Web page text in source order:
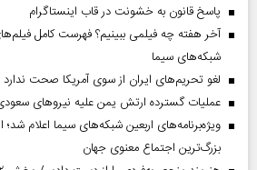
پاسخ قانون به خشونت در قاب اینستاگرام
آخر هفته چه فیلمی ببینیم؟ فهرست کامل
شبکه‌های سیما
لغو تحریم‌های ایران از سوی آمریکا صحت ندارد
عملیات گسترده ارتش یمن علیه نیروهای
ویژه‌برنامه‌های اربعین شبکه‌های سیما اعلام شد؛ از
بزرگ‌ترین اجتماع معنوی جهان